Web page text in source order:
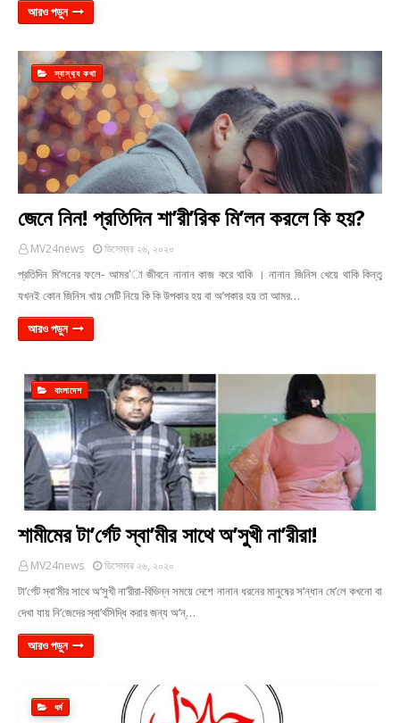
আরও পড়ুন
স্বাস্থ‍্য কথা
জেনে নিন! প্রতিদিন শা’রী’রিক মি’লন করলে কি হয়?
MV24news ডিসেম্বর ২৬, ২০২০
প্রতিদিন মি’লনের ফলে- আমর’া জীবনে নানান কাজ করে থাকি । নানান জিনিস খেয়ে থাকি কিন্তু
যখনই কোন জিনিস খায় সেটি নিয়ে কি কি উপকার হয় বা অ’পকার হয় তা আমর…
আরও পড়ুন
বাংলাদেশ
শামীমের টা’র্গেট স্বা’মীর সাথে অ’সুখী না’রীরা!
MV24news ডিসেম্বর ২৬, ২০২০
টা’র্গেট স্বা’মীর সাথে অ’সুখী না’রীরা-বিভিন্ন সময়ে দেশে নানান ধরনের মানুষের স’ন্ধান মে’লে কখনো বা
দেখা যায় নি’জেদের স্বা’র্থসিদ্ধি করার জন্য অ’ন্…
আরও পড়ুন
ধর্ম